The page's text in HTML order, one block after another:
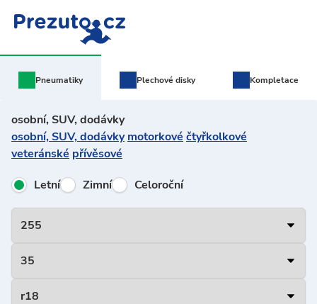
Pneumatiky Plechovédisky Kompletace
osobní, SUV, dodávky
osobní, SUV, dodávky motorkové čtyřkolkové
veteránské přívěsové
Letní
Zimní Celoroční